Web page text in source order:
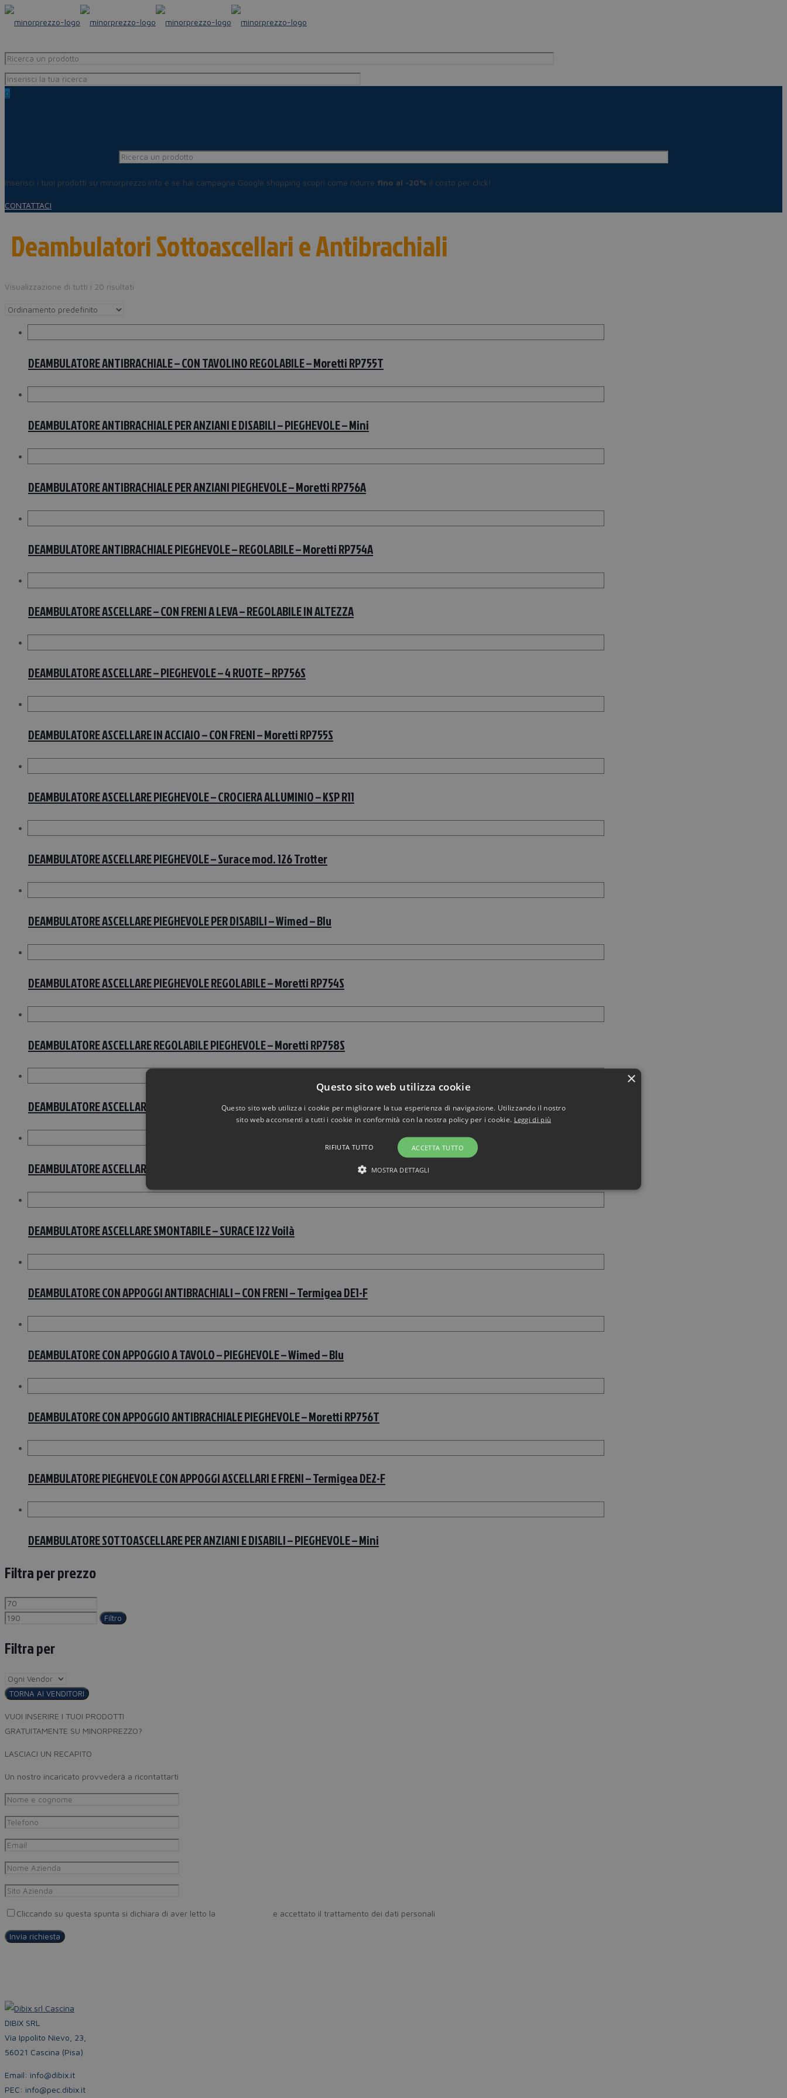
0
Inserisci i tuoi prodotti su minorprezzo.info e se hai campagne Google shopping scopri come ridurre fino al -20% il costo per click!
CONTATTACI
Deambulatori Sottoascellari e Antibrachiali
Visualizzazione di tutti i 20 risultati
DEAMBULATORE ANTIBRACHIALE – CON TAVOLINO REGOLABILE – Moretti RP755T
DEAMBULATORE ANTIBRACHIALE PER ANZIANI E DISABILI – PIEGHEVOLE – Mini
DEAMBULATORE ANTIBRACHIALE PER ANZIANI PIEGHEVOLE – Moretti RP756A
DEAMBULATORE ANTIBRACHIALE PIEGHEVOLE – REGOLABILE – Moretti RP754A
DEAMBULATORE ASCELLARE – CON FRENI A LEVA – REGOLABILE IN ALTEZZA
DEAMBULATORE ASCELLARE – PIEGHEVOLE – 4 RUOTE – RP756S
DEAMBULATORE ASCELLARE IN ACCIAIO – CON FRENI – Moretti RP755S
DEAMBULATORE ASCELLARE PIEGHEVOLE – CROCIERA ALLUMINIO – KSP R11
DEAMBULATORE ASCELLARE PIEGHEVOLE – Surace mod. 126 Trotter
DEAMBULATORE ASCELLARE PIEGHEVOLE PER DISABILI – Wimed – Blu
DEAMBULATORE ASCELLARE PIEGHEVOLE REGOLABILE – Moretti RP754S
DEAMBULATORE ASCELLARE REGOLABILE PIEGHEVOLE – Moretti RP758S
DEAMBULATORE ASCELLARE SMONTABILE – CON FRENI – Moretti RP755F
DEAMBULATORE ASCELLARE SMONTABILE – FRENI – Surace 122 Frele Cromato
DEAMBULATORE ASCELLARE SMONTABILE – SURACE 122 Voilà
DEAMBULATORE CON APPOGGI ANTIBRACHIALI – CON FRENI – Termigea DE1-F
DEAMBULATORE CON APPOGGIO A TAVOLO – PIEGHEVOLE – Wimed – Blu
DEAMBULATORE CON APPOGGIO ANTIBRACHIALE PIEGHEVOLE – Moretti RP756T
DEAMBULATORE PIEGHEVOLE CON APPOGGI ASCELLARI E FRENI – Termigea DE2-F
DEAMBULATORE SOTTOASCELLARE PER ANZIANI E DISABILI – PIEGHEVOLE – Mini
Filtra per prezzo
Filtro
Filtra per
TORNA AI VENDITORI
VUOI INSERIRE I TUOI PRODOTTI
GRATUITAMENTE SU MINORPREZZO?
LASCIACI UN RECAPITO
Un nostro incaricato provvederà a ricontattarti
Cliccando su questa spunta si dichiara di aver letto la e accettato il trattamento dei dati personali
DIBIX SRL
Via Ippolito Nievo, 23,
56021 Cascina (Pisa)
Email: info@dibix.it
PEC: info@pec.dibix.it
×
Questo sito web utilizza cookie
Questo sito web utilizza i cookie per migliorare la tua esperienza di navigazione. Utilizzando il nostro
sito web acconsenti a tutti i cookie in conformità con la nostra policy per i cookie. Leggi di più
ACCETTA TUTTO
RIFIUTA TUTTO
MOSTRA DETTAGLI